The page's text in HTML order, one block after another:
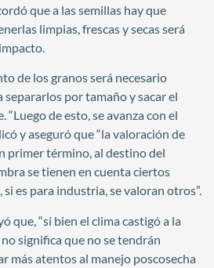
que a las semillas hay que
limpias, frescas y secas será
de los granos será necesario
por tamaño y sacar el
de esto, se avanza con el
y aseguró que “la valoración de
primer término, al destino del
se tienen en cuenta ciertos
es para industria, se valoran otros”.
que, “si bien el clima castigó a la
significa que no se tendrán
más atentos al manejo poscosecha